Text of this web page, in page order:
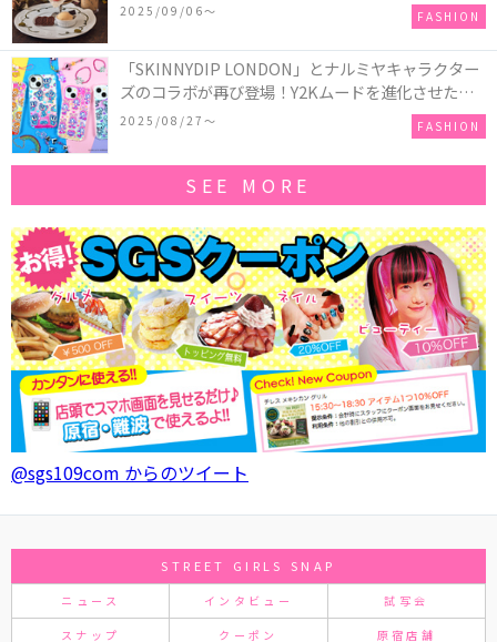
「かぼちゃのオバケーキプレート」も登場
2025/09/06〜 FASHION
「SKINNYDIP LONDON」とナルミヤキャラクター
ズのコラボが再び登場！Y2Kムードを進化させた新
作コレクションを発売♪
2025/08/27〜 FASHION
SEE MORE
@sgs109com からのツイート
STREET GIRLS SNAP
ニュース インタビュー 試写会
スナップ クーポン 原宿店舗